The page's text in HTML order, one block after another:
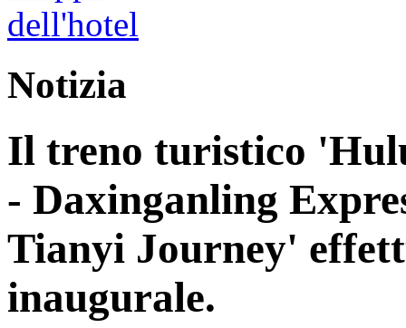
Notizia
Il treno turistico
- Daxinganling
Tianyi Journey'
inaugurale.